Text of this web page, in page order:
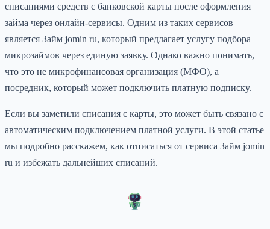
списаниями средств с банковской карты после оформления
займа через онлайн-сервисы. Одним из таких сервисов
является Займ jomin ru, который предлагает услугу подбора
микрозаймов через единую заявку. Однако важно понимать,
что это не микрофинансовая организация (МФО), а
посредник, который может подключить платную подписку.
Если вы заметили списания с карты, это может быть связано с
автоматическим подключением платной услуги. В этой статье
мы подробно расскажем, как отписаться от сервиса Займ jomin
ru и избежать дальнейших списаний.